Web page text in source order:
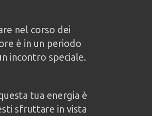
nel corso dei
è in un periodo
incontro speciale.
tua energia è
sfruttare in vista